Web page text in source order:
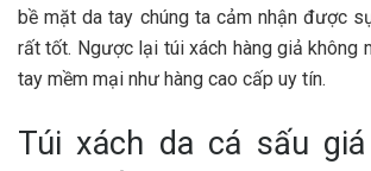
bề mặt da tay chúng ta cảm nhận được
rất tốt. Ngược lại túi xách hàng giả không
tay mềm mại như hàng cao cấp uy tín.
Túi xách da cá sấu